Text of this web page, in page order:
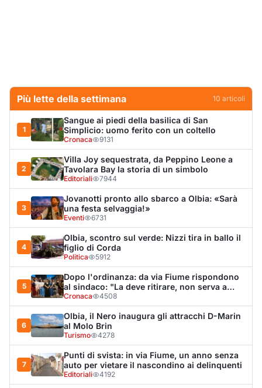
Più lette della settimana 10 articoli
1
Sangue ai piedi della basilica di San
Simplicio: uomo ferito con un coltello
Cronaca 9131
2
Villa Joy sequestrata, da Peppino Leone a
Tavolara Bay la storia di un simbolo
Editoriali 7944
3
Jovanotti pronto allo sbarco a Olbia: «Sarà
una festa selvaggia!»
Eventi 6731
4
Olbia, scontro sul verde: Nizzi tira in ballo il
figlio di Corda
Politica 5912
5
Dopo l'ordinanza: da via Fiume rispondono
al sindaco: "La deve ritirare, non serva a
nulla"
Cronaca 4508
6
Olbia, il Nero inaugura gli attracchi D-Marin
al Molo Brin
Turismo 4278
7
Punti di svista: in via Fiume, un anno senza
auto per vietare il nascondino ai delinquenti
Editoriali 4192